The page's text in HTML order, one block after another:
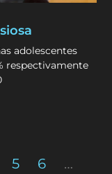
adolescentes
respectivamente
5 6
…